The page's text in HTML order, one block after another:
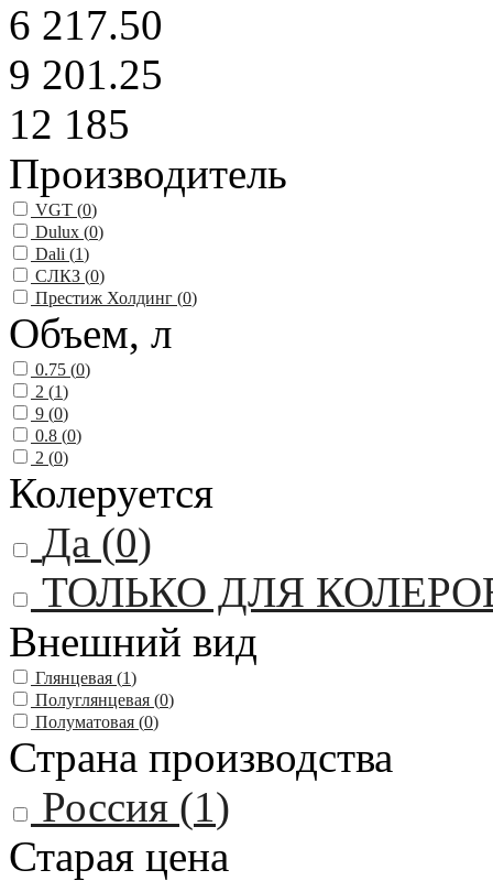
6 217.50
9 201.25
12 185
Производитель
VGT (0)
Dulux (0)
Dali (1)
СЛКЗ (0)
Престиж Холдинг (0)
Объем, л
0.75 (0)
2 (1)
9 (0)
0.8 (0)
2 (0)
Колеруется
Да (0)
ТОЛЬКО ДЛЯ
Внешний вид
Глянцевая (1)
Полуглянцевая (0)
Полуматовая (0)
Страна производства
Россия (1)
Старая цена